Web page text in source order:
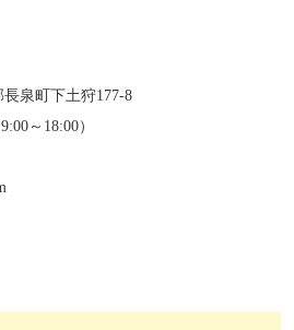
泉町下土狩177-8
～18:00）